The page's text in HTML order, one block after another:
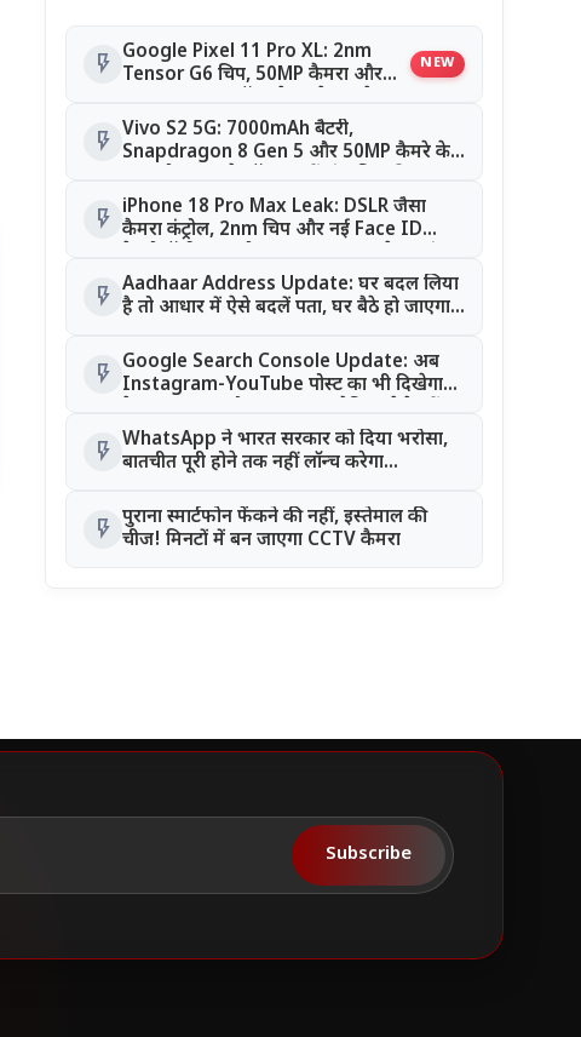
flash_on Google Pixel 11 Pro XL: 2nm
Tensor G6 चिप, 50MP कैमरा और
संभावित फीचर्स
NEW
flash_on Vivo S2 5G: 7000mAh बैटरी,
Snapdragon 8 Gen 5 और 50MP कैमरे के
flash_on iPhone 18 Pro Max Leak: DSLR जैसा
कैमरा कंट्रोल, 2nm चिप और नई Face ID
iPhone?
flash_on Aadhaar Address Update: घर बदल लिया
है तो आधार में ऐसे बदलें पता, घर बैठे हो जाएगा
flash_on Google Search Console Update: अब
Instagram-YouTube पोस्ट का भी दिखेगा
ट्रैक
flash_on WhatsApp ने भारत सरकार को दिया भरोसा,
बातचीत पूरी होने तक नहीं लॉन्च करेगा
flash_on पुराना स्मार्टफोन फेंकने की नहीं, इस्तेमाल की
चीज! मिनटों में बन जाएगा CCTV कैमरा
Subscribe